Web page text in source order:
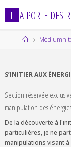
L A PORTE DES R
Home
S’INITIER AUX
Section réservée
manipulation des
De la découverte à
particulières, je ne
manipulations visant